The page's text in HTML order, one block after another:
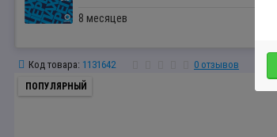
8 месяцев
Код товара: 1131642 0 отзывов
ПОПУЛЯРНЫЙ